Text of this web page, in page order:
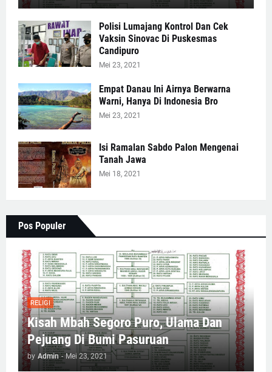
Polisi Lumajang Kontrol Dan Cek
Vaksin Sinovac Di Puskesmas
Candipuro
Mei 23, 2021
Empat Danau Ini Airnya Berwarna
Warni, Hanya Di Indonesia Bro
Mei 23, 2021
Isi Ramalan Sabdo Palon Mengenai
Tanah Jawa
Mei 18, 2021
Pos Populer
RELIGI
Kisah Mbah Segoro Puro, Ulama Dan
Pejuang Di Bumi Pasuruan
by Admin - Mei 23, 2021